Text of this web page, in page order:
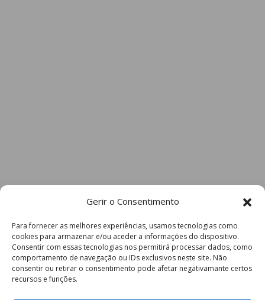
Gerir o Consentimento
Para fornecer as melhores experiências, usamos tecnologias como
cookies para armazenar e/ou aceder a informações do dispositivo.
Consentir com essas tecnologias nos permitirá processar dados, como
comportamento de navegação ou IDs exclusivos neste site. Não
consentir ou retirar o consentimento pode afetar negativamante certos
recursos e funções.